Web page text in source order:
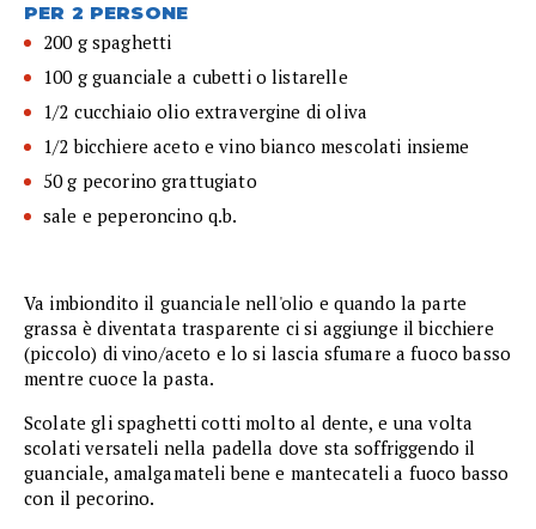
PER 2 PERSONE
200 g spaghetti
100 g guanciale a cubetti o listarelle
1/2 cucchiaio olio extravergine di oliva
1/2 bicchiere aceto e vino bianco mescolati insieme
50 g pecorino grattugiato
sale e peperoncino q.b.
Va imbiondito il guanciale nell'olio e quando la parte
grassa è diventata trasparente ci si aggiunge il bicchiere
(piccolo) di vino/aceto e lo si lascia sfumare a fuoco basso
mentre cuoce la pasta.
Scolate gli spaghetti cotti molto al dente, e una volta
scolati versateli nella padella dove sta soffriggendo il
guanciale, amalgamateli bene e mantecateli a fuoco basso
con il pecorino.